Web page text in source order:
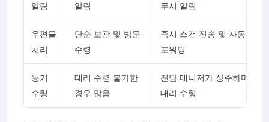
알림
알림
푸시 알림
우편물
처리
단순 보관 및 방문
수령
즉시 스캔 전송 및 자동
포워딩
등기
수령
대리 수령 불가한
경우 많음
전담 매니저가 상주하며
대리 수령